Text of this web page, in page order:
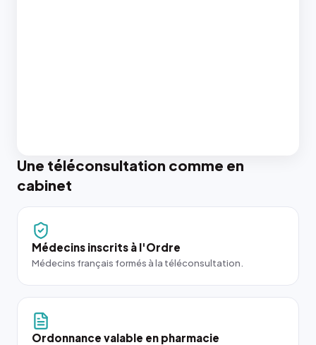
Une téléconsultation comme en
cabinet
Médecins inscrits à l'Ordre
Médecins français formés à la téléconsultation.
Ordonnance valable en pharmacie